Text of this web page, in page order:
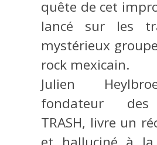
quête de cet
lancé sur les
mystérieux
rock mexicain.
Julien
fondateur des
TRASH, livre un